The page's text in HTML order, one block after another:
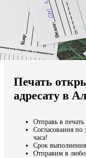
Мы доставляем по
Продолжить без города
Печать
адресату в
Отправь в
Согласования по
часа!
Срок выполнения
Отправим в